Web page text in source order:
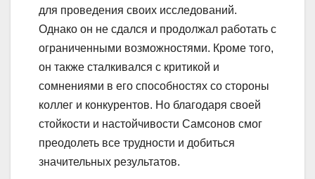
для проведения своих исследований.
Однако он не сдался и продолжал работать с
ограниченными возможностями. Кроме того,
он также сталкивался с критикой и
сомнениями в его способностях со стороны
коллег и конкурентов. Но благодаря своей
стойкости и настойчивости Самсонов смог
преодолеть все трудности и добиться
значительных результатов.